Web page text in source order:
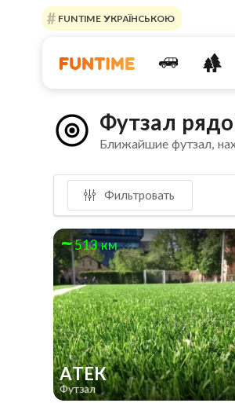
FUNTIME УКРАЇНСЬКОЮ
Футзал
Ближайшие футзал,
Фильтровать
513 км
АТЕК
Футзал